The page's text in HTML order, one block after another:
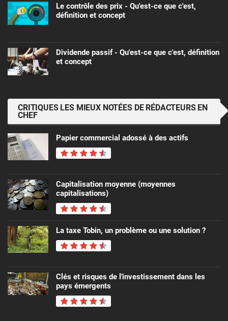
Le contrôle des prix - Qu'est-ce que c'est,
définition et concept
Dividende passif - Qu'est-ce que c'est, définition
et concept
CRITIQUES LES MIEUX NOTÉES DE RÉDACTEURS EN
CHEF
Papier commercial adossé à des actifs
Capitalisation moyenne (moyennes
capitalisations)
La taxe Tobin, un problème ou une solution ?
Clés et risques de l'investissement dans les
pays émergents